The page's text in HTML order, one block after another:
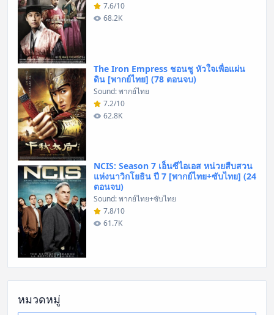
7.6/10
68.2K
The Iron Empress ชอนชู หัวใจเพื่อแผ่น
ดิน [พากย์ไทย] (78 ตอนจบ)
Sound: พากย์ไทย
7.2/10
62.8K
NCIS: Season 7 เอ็นซีไอเอส หน่วยสืบสวน
แห่งนาวิกโยธิน ปี 7 [พากย์ไทย+ซับไทย] (24
ตอนจบ)
Sound: พากย์ไทย+ซับไทย
7.8/10
61.7K
หมวดหมู่